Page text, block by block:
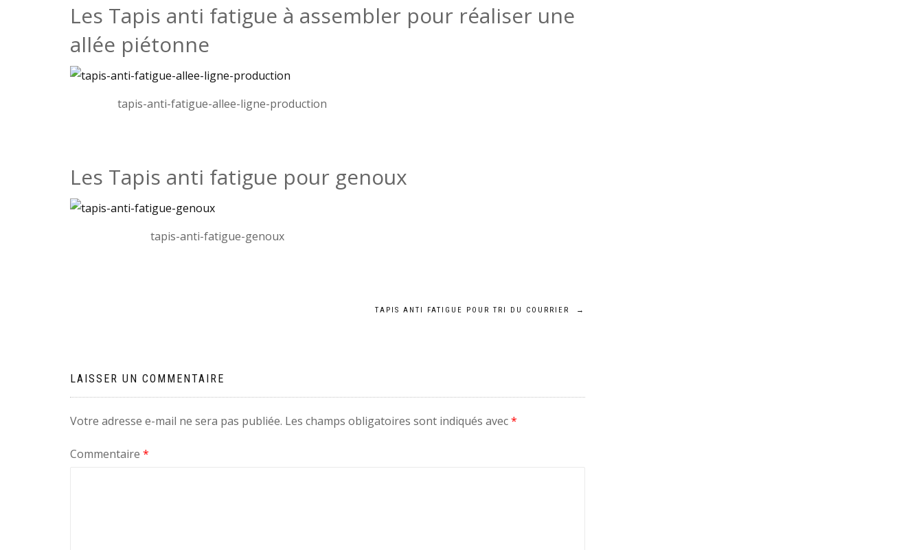
Les Tapis anti fatigue à assembler pour réaliser une
allée piétonne
tapis-anti-fatigue-allee-ligne-production
Les Tapis anti fatigue pour genoux
tapis-anti-fatigue-genoux
l’article
TAPIS ANTI FATIGUE POUR TRI DU COURRIER →
LAISSER UN COMMENTAIRE
Votre adresse e-mail ne sera pas publiée. Les champs obligatoires sont indiqués avec*
Commentaire *